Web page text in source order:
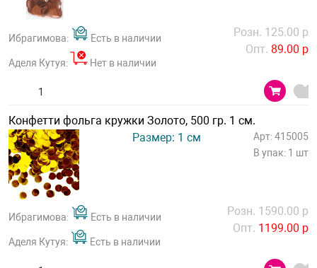
Ибрагимова: Есть в наличии
Аделя Кутуя: Нет в наличии
Розн. 125.00 р
Опт. 89.00 р
Конфетти фольга кружки Золото, 500 гр. 1 см.
Размер: 1 см
Арт: 415005
В упак: 1 шт
Ибрагимова: Есть в наличии
Аделя Кутуя: Есть в наличии
Розн. 1590.00 р
Опт. 1199.00 р